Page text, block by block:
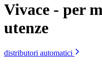
Vivace - per
utenze
distributori automatici